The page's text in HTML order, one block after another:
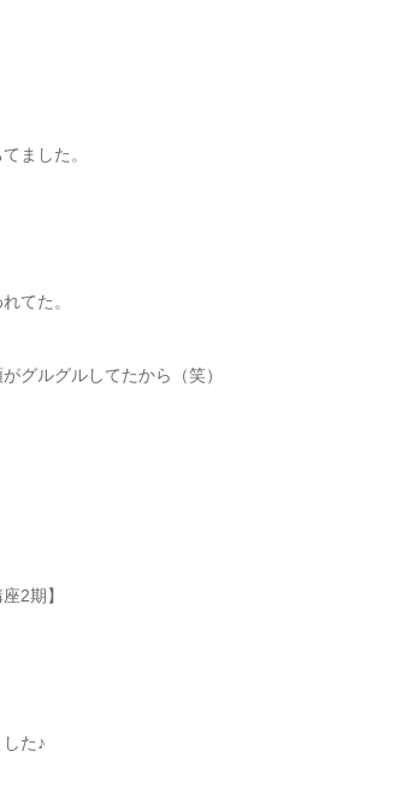
ました。
てた。
ルグルしてたから（笑）
2期】
た♪